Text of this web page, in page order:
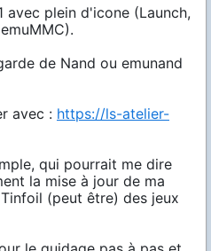
avec plein d'icone (Launch,
de Nand ou emunand
avec : https://ls-atelier-
qui pourrait me dire
la mise à jour de ma
(peut être) des jeux